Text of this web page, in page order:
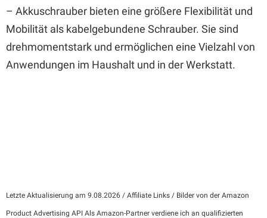
– Akkuschrauber bieten eine größere Flexibilität und
Mobilität als kabelgebundene Schrauber. Sie sind
drehmomentstark und ermöglichen eine Vielzahl von
Anwendungen im Haushalt und in der Werkstatt.
Letzte Aktualisierung am 9.08.2026 / Affiliate Links / Bilder von der Amazon
Product Advertising API Als Amazon-Partner verdiene ich an qualifizierten